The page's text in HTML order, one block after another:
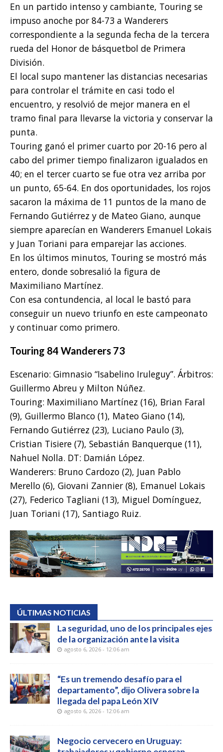
En un partido intenso y cambiante, Touring se
impuso anoche por 84-73 a Wanderers
correspondiente a la segunda fecha de la tercera
rueda del Honor de básquetbol de Primera
División.
El local supo mantener las distancias necesarias
para controlar el trámite en casi todo el
encuentro, y resolvió de mejor manera en el
tramo final para llevarse la victoria y conservar la
punta.
Touring ganó el primer cuarto por 20-16 pero al
cabo del primer tiempo finalizaron igualados en
40; en el tercer cuarto se fue otra vez arriba por
un punto, 65-64. En dos oportunidades, los rojos
sacaron la máxima de 11 puntos de la mano de
Fernando Gutiérrez y de Mateo Giano, aunque
siempre aparecían en Wanderers Emanuel Lokais
y Juan Toriani para emparejar las acciones.
En los últimos minutos, Touring se mostró más
entero, donde sobresalió la figura de
Maximiliano Martínez.
Con esa contundencia, al local le bastó para
conseguir un nuevo triunfo en este campeonato
y continuar como primero.
Touring 84 Wanderers 73
Escenario: Gimnasio “Isabelino Iruleguy”. Árbitros:
Guillermo Abreu y Milton Núñez.
Touring: Maximiliano Martínez (16), Brian Faral
(9), Guillermo Blanco (1), Mateo Giano (14),
Fernando Gutiérrez (23), Luciano Paulo (3),
Cristian Tisiere (7), Sebastián Banquerque (11),
Nahuel Nolla. DT: Damián López.
Wanderers: Bruno Cardozo (2), Juan Pablo
Merello (6), Giovani Zannier (8), Emanuel Lokais
(27), Federico Tagliani (13), Miguel Domínguez,
Juan Toriani (17), Santiago Ruiz.
ÚLTIMAS NOTICIAS
La seguridad, uno de los principales ejes
de la organización ante la visita
agosto 6, 2026 - 12:06 am
“Es un tremendo desafío para el
departamento”, dijo Olivera sobre la
llegada del papa León XIV
agosto 6, 2026 - 12:06 am
Negocio cervecero en Uruguay: